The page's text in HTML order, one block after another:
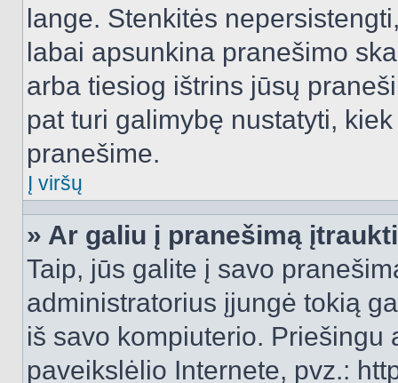
lange. Stenkitės
labai apsunkina pranešimo
arba tiesiog ištrins jūsų
pat turi galimybę nustatyti,
pranešime.
Į viršų
» Ar galiu į pranešimą
Taip, jūs galite į savo
administratorius įjungė tokią
iš savo kompiuterio.
paveikslėlio Internete, pvz.: